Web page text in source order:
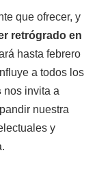
que ofrecer, y
retrógrado en
hasta febrero
a todos los
nos invita a
nuestra
y